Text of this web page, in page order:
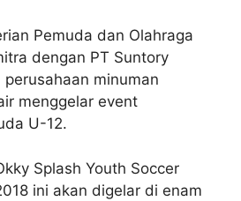
Pemuda dan Olahraga
dengan PT Suntory
minuman
menggelar event
U-12.
Splash Youth Soccer
ini akan digelar di enam